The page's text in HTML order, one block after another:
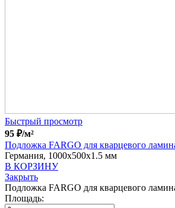
Быстрый просмотр
95 ₽/м²
Подложка FARGO для кварцевого
Германия, 1000x500x1.5 мм
В КОРЗИНУ
Закрыть
Подложка FARGO для кварцевого
Площадь: